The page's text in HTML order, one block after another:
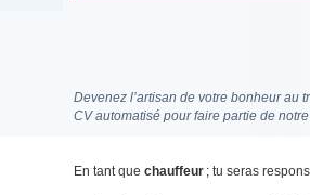
Devenez l’artisan de votre bonheur au
CV automatisé pour faire partie de
En tant que chauffeur ; tu seras